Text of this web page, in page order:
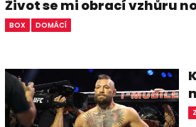
Život se mi obrací vzhůru
BOX DOMÁCÍ